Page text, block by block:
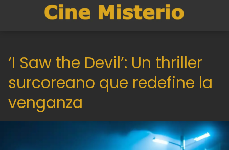
‘I Saw the Devil’: Un thriller
surcoreano que redefine la
venganza